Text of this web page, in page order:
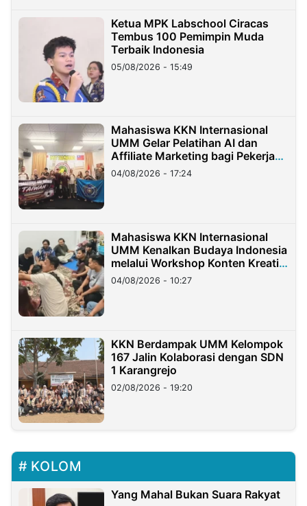
Ketua MPK Labschool Ciracas
Tembus 100 Pemimpin Muda
Terbaik Indonesia
05/08/2026 - 15:49
Mahasiswa KKN Internasional
UMM Gelar Pelatihan AI dan
Affiliate Marketing bagi Pekerja
Migran Indonesia di Taiwan
04/08/2026 - 17:24
Mahasiswa KKN Internasional
UMM Kenalkan Budaya Indonesia
melalui Workshop Konten Kreatif
di Taiwan
04/08/2026 - 10:27
KKN Berdampak UMM Kelompok
167 Jalin Kolaborasi dengan SDN
1 Karangrejo
02/08/2026 - 19:20
KOLOM
Yang Mahal Bukan Suara Rakyat